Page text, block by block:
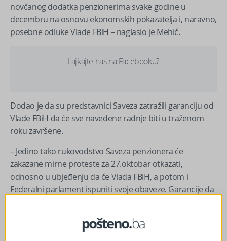
novčanog dodatka penzionerima svake godine u
decembru na osnovu ekonomskih pokazatelja i, naravno,
posebne odluke Vlade FBiH – naglasio je Mehić.
Lajkajte nas na Facebooku?
Dodao je da su predstavnici Saveza zatražili garanciju od
Vlade FBiH da će sve navedene radnje biti u traženom
roku završene.
– Jedino tako rukovodstvo Saveza penzionera će
zakazane mirne proteste za 27.oktobar otkazati,
odnosno u ubjeđenju da će Vlada FBiH, a potom i
Federalni parlament ispuniti svoje obaveze. Garancije da